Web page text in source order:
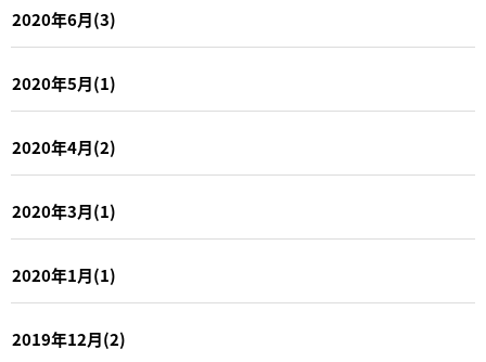
2020年6月(3)
2020年5月(1)
2020年4月(2)
2020年3月(1)
2020年1月(1)
2019年12月(2)